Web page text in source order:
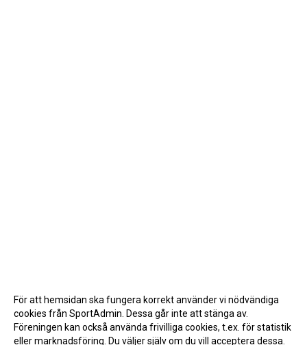
För att hemsidan ska fungera korrekt använder vi nödvändiga
cookies från SportAdmin. Dessa går inte att stänga av.
Föreningen kan också använda frivilliga cookies, t.ex. för statistik
eller marknadsföring. Du väljer själv om du vill acceptera dessa.